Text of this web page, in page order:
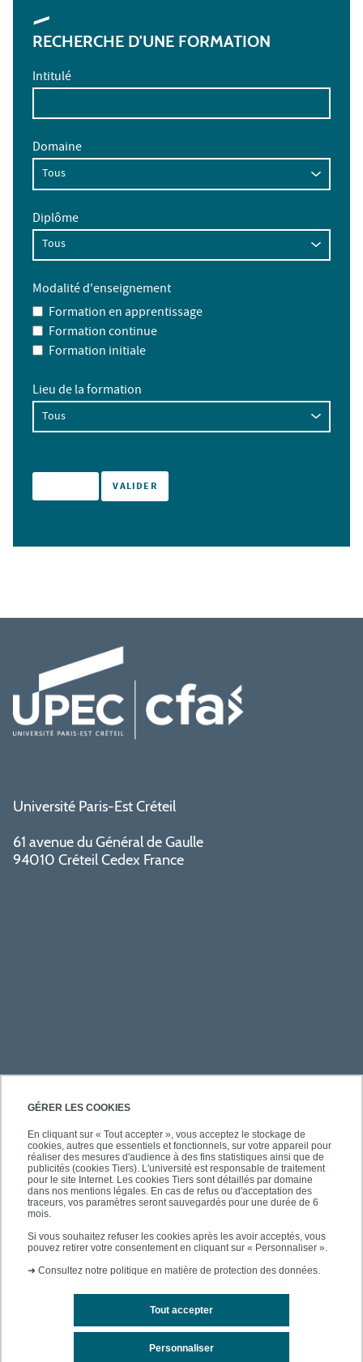
GÉRER LES COOKIES
En cliquant sur « Tout accepter », vous acceptez le stockage de
cookies, autres que essentiels et fonctionnels, sur votre appareil pour
réaliser des mesures d'audience à des fins statistiques ainsi que de
publicités (cookies Tiers). L'université est responsable de traitement
pour le site Internet. Les cookies Tiers sont détaillés par domaine
dans nos mentions légales. En cas de refus ou d'acceptation des
traceurs, vos paramètres seront sauvegardés pour une durée de 6
mois.
Si vous souhaitez refuser les cookies après les avoir acceptés, vous
pouvez retirer votre consentement en cliquant sur « Personnaliser ».
➜ Consultez notre politique en matière de protection des données.
Tout accepter
Personnaliser
RECHERCHE D'UNE FORMATION
Intitulé
Domaine
Diplôme
Modalité d'enseignement
Formation en apprentissage
Formation continue
Formation initiale
Lieu de la formation
Université Paris-Est Créteil
61 avenue du Général de Gaulle
94010 Créteil Cedex France
PRATIQUE
À PROPOS DE L'UPEC
SUIVEZ-NOUS